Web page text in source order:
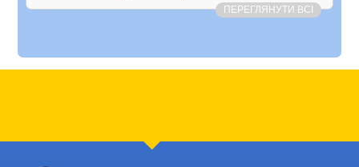
ПЕРЕГЛЯНУТИ ВСІ